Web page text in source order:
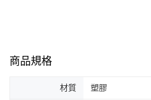
商品規格
材質 塑膠